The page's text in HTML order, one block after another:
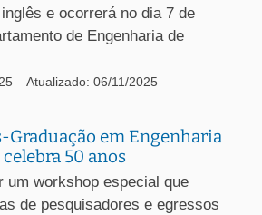
e ocorrerá no dia 7 de
de Engenharia de
Atualizado: 06/11/2025
Graduação em Engenharia
50 anos
um workshop especial que
de pesquisadores e egressos